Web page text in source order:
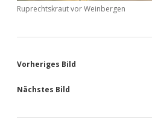
Ruprechtskraut vor Weinbergen
Vorheriges Bild
Nächstes Bild